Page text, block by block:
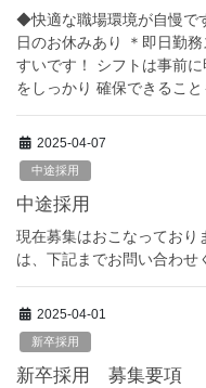
◆快適な職場環境が自慢で
日のお休みあり ＊即日勤
すいです！ シフトは事前
をしっかり 確保できるこ
2025-04-07
中途採用
中途採用
現在募集はおこなっており
は、下記までお問い合わ
2025-04-01
新卒採用
新卒採用 募集要項